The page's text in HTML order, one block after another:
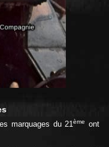
marquages du 21ème
ont